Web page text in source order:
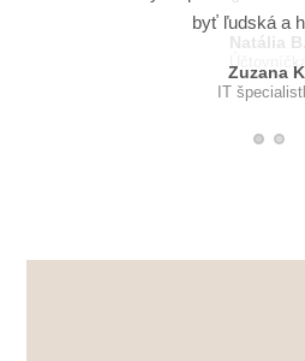
Natália B.
byť ľudská a
Zuzana
IT